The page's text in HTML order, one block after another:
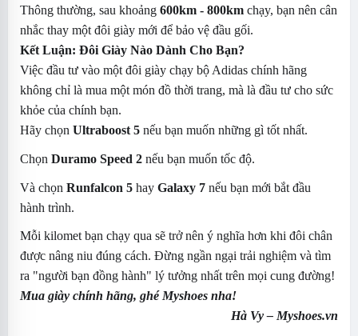
Thông thường, sau khoảng 600km - 800km chạy, bạn nên cân
nhắc thay một đôi giày mới để bảo vệ đầu gối.
Kết Luận: Đôi Giày Nào Dành Cho Bạn?
Việc đầu tư vào một đôi giày chạy bộ Adidas chính hãng
không chỉ là mua một món đồ thời trang, mà là đầu tư cho sức
khỏe của chính bạn.
Hãy chọn Ultraboost 5 nếu bạn muốn những gì tốt nhất.
Chọn Duramo Speed 2 nếu bạn muốn tốc độ.
Và chọn Runfalcon 5 hay Galaxy 7 nếu bạn mới bắt đầu
hành trình.
Mỗi kilomet bạn chạy qua sẽ trở nên ý nghĩa hơn khi đôi chân
được nâng niu đúng cách. Đừng ngần ngại trải nghiệm và tìm
ra "người bạn đồng hành" lý tưởng nhất trên mọi cung đường!
Mua giày chính hãng, ghé Myshoes nha!
Hà Vy – Myshoes.vn